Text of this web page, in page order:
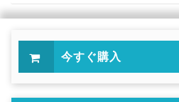
今すぐ購入